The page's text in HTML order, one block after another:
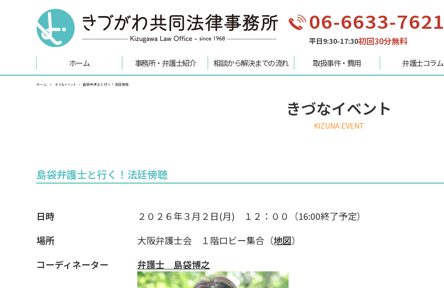
06-6633-7621
平日9:30-17:30初回30分無料
ホーム 事務所・弁護士紹介 相談から解決までの流れ 取扱事件・費用 弁護士コラム
ホーム きづなイベント 島袋弁護士と行く！法廷傍聴
きづなイベント
KIZUNA EVENT
島袋弁護士と行く！法廷傍聴
日時
２０２６年３月２日(月) １２：００（16:00終了予定）
場所
大阪弁護士会 １階ロビー集合（地図）
コーディネーター
弁護士 島袋博之